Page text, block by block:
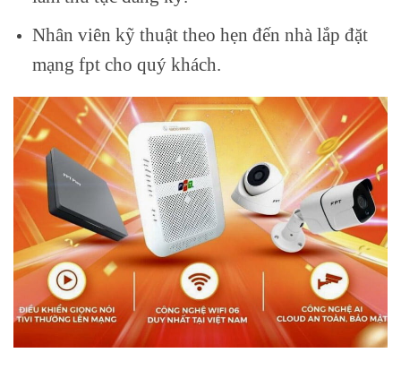
Nhân viên kỹ thuật theo hẹn đến nhà lắp đặt
mạng fpt cho quý khách.